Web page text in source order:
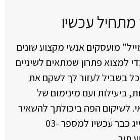
עכשיו
מועסקים אנשי מקצוע שונים
למצוא פתרון שמתאים לשיניים
בשביל לעזור לך לשקם את
ביעילות ועם מינימום של
לשיקום הפה ביכולתך להשאיר
פרטים באתר או לחייג כבר עכשיו למספר 03-